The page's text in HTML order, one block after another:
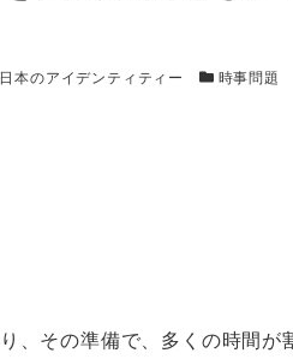
ゴリー
日本のアイデンティティー カテゴリー
時事問題
その準備で、多くの時間が